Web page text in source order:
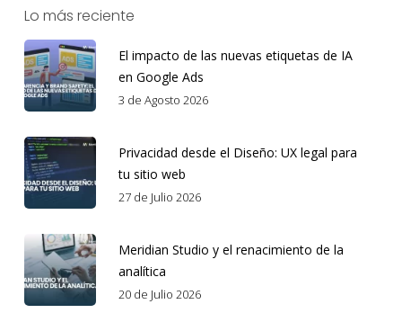
Lo más reciente
El impacto de las nuevas etiquetas de IA
en Google Ads
3 de Agosto 2026
Privacidad desde el Diseño: UX legal para
tu sitio web
27 de Julio 2026
Meridian Studio y el renacimiento de la
analítica
20 de Julio 2026